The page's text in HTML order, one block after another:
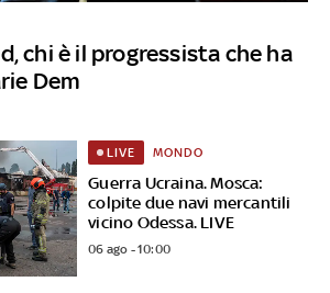
chi è il progressista che ha
Dem
Guerra Ucraina. Mosca:
colpite due navi mercantili
vicino Odessa. LIVE
LIVE MONDO
06 ago - 10:00